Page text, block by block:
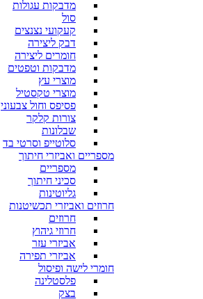
מדבקות עגולות
סול
קעקועי נצנצים
דבק ליצירה
חומרים ליצירה
מדבקות וטפטים
מוצרי עץ
מוצרי טקסטיל
פסיפס וחול צבעוני
צורות קלקר
שבלונות
סלוטייפ וסרטי בד
מספריים ואביזרי חיתוך
מספריים
סכיני חיתוך
גליוטינות
חרוזים ואביזרי תכשיטנות
חרוזים
חרוזי גיהוץ
אביזרי עזר
אביזרי תפירה
חומרי לישה ופיסול
פלסטלינה
בצק